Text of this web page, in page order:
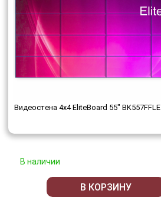
Видеостена 4x4 EliteBoard 55" BK557FFLE
В наличии
В КОРЗИНУ